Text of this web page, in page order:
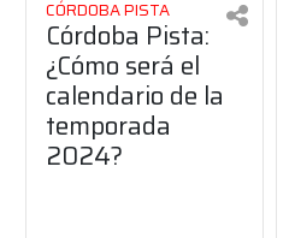
CÓRDOBA PISTA
Córdoba Pista:
¿Cómo será el
calendario de la
temporada
2024?